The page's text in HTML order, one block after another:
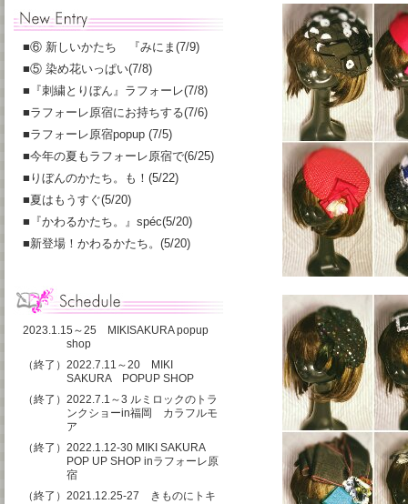
■⑥ 新しいかたち 『みにま(7/9)
■⑤ 染め花いっぱい(7/8)
■ 『刺繍とりぼん』ラフォーレ(7/8)
■ラフォーレ原宿にお持ちする(7/6)
■ラフォーレ原宿popup (7/5)
■今年の夏もラフォーレ原宿で(6/25)
■ りぼんのかたち。も！(5/22)
■夏はもうすぐ(5/20)
■ 『かわるかたち。』spéc(5/20)
■新登場！かわるかたち。(5/20)
2023.1.15～25 MIKISAKURA popup
shop
（終了）2022.7.11～20 MIKI
SAKURA POPUP SHOP
（終了）2022.7.1～3 ルミロックのトラ
ンクショーin福岡 カラフルモ
ア
（終了）2022.1.12-30 MIKI SAKURA
POP UP SHOP inラフォーレ原
宿
（終了）2021.12.25-27 きものにトキ